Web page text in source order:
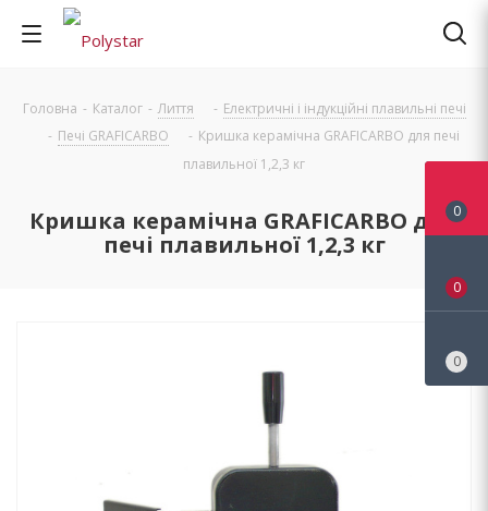
Головна - Каталог - Лиття - Електричні і індукційні плавильні печі
- Печі GRAFICARBO - Кришка керамічна GRAFICARBO для печі
плавильної 1,2,3 кг
Кришка керамічна GRAFICARBO для
печі плавильної 1,2,3 кг
0
0
0